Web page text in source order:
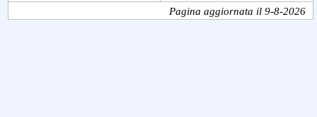
Pagina aggiornata il 9-8-2026